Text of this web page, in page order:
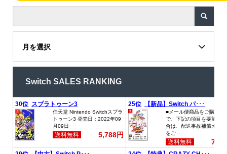
月を選択
Switch SALES RANKING